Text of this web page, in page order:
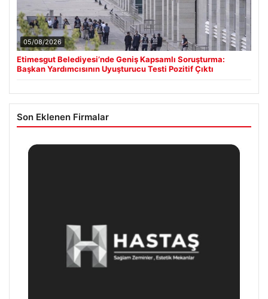
05/08/2026
Etimesgut Belediyesi’nde Geniş Kapsamlı Soruşturma:
Başkan Yardımcısının Uyuşturucu Testi Pozitif Çıktı
Son Eklenen Firmalar